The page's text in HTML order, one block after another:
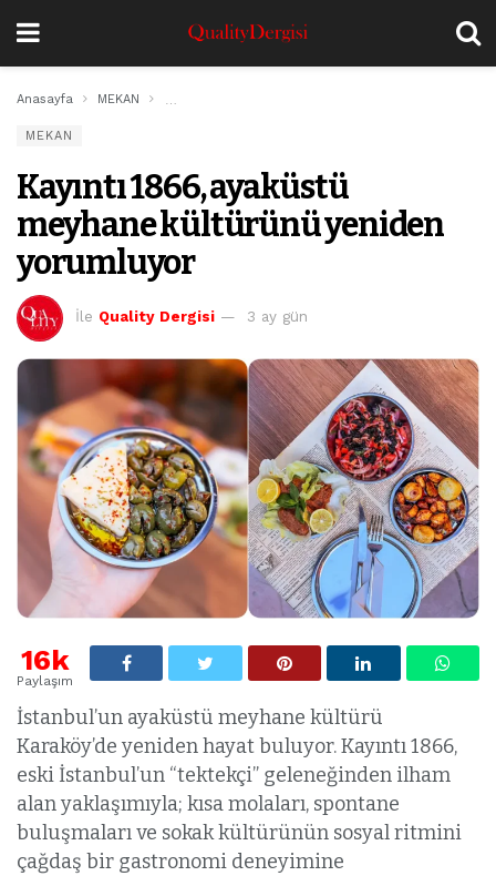
Anasayfa MEKAN
MEKAN
Kayıntı 1866, ayaküstü
meyhane kültürünü yeniden
yorumluyor
İle Quality Dergisi 3 ay gün
16k
Paylaşım
İstanbul’un ayaküstü meyhane kültürü
Karaköy’de yeniden hayat buluyor. Kayıntı 1866,
eski İstanbul’un “tektekçi” geleneğinden ilham
alan yaklaşımıyla; kısa molaları, spontane
buluşmaları ve sokak kültürünün sosyal ritmini
çağdaş bir gastronomi deneyimine